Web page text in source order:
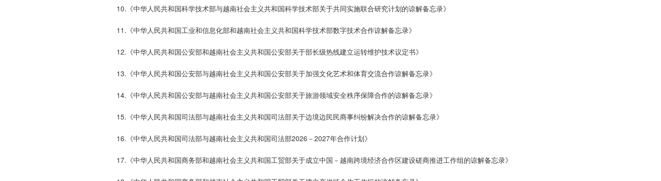
10.《中华人民共和国科学技术部与越南社会主义共和国科学技术部关于共同实施联合研究计划的谅解备忘录》
11.《中华人民共和国工业和信息化部和越南社会主义共和国科学技术部数字技术合作谅解备忘录》
12.《中华人民共和国公安部和越南社会主义共和国公安部关于部长级热线建立运转维护技术议定书》
13.《中华人民共和国公安部与越南社会主义共和国公安部关于加强文化艺术和体育交流合作谅解备忘录》
14.《中华人民共和国公安部与越南社会主义共和国公安部关于旅游领域安全秩序保障合作的谅解备忘录》
15.《中华人民共和国司法部与越南社会主义共和国司法部关于边境边民民商事纠纷解决合作的谅解备忘录》
16.《中华人民共和国司法部与越南社会主义共和国司法部2026－2027年合作计划》
17.《中华人民共和国商务部和越南社会主义共和国工贸部关于成立中国－越南跨境经济合作区建设磋商推进工作组的谅解备忘录》